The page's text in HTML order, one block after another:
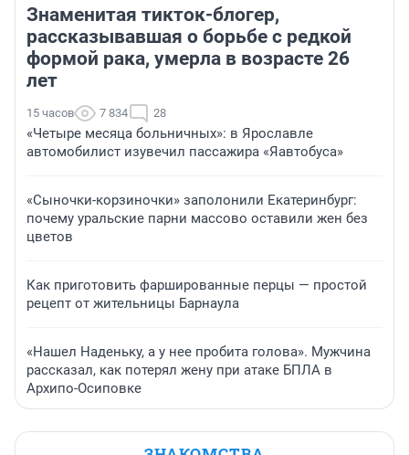
Знаменитая тикток-блогер,
рассказывавшая о борьбе с редкой
формой рака, умерла в возрасте 26
лет
15 часов 7 834 28
«Четыре месяца больничных»: в Ярославле
автомобилист изувечил пассажира «Яавтобуса»
«Сыночки-корзиночки» заполонили Екатеринбург:
почему уральские парни массово оставили жен без
цветов
Как приготовить фаршированные перцы — простой
рецепт от жительницы Барнаула
«Нашел Наденьку, а у нее пробита голова». Мужчина
рассказал, как потерял жену при атаке БПЛА в
Архипо-Осиповке